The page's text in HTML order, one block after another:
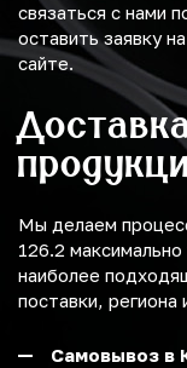
связаться с нами
оставить заявку
сайте.
Мы делаем
126.2
наиболее
поставки, региона
Самовывоз в